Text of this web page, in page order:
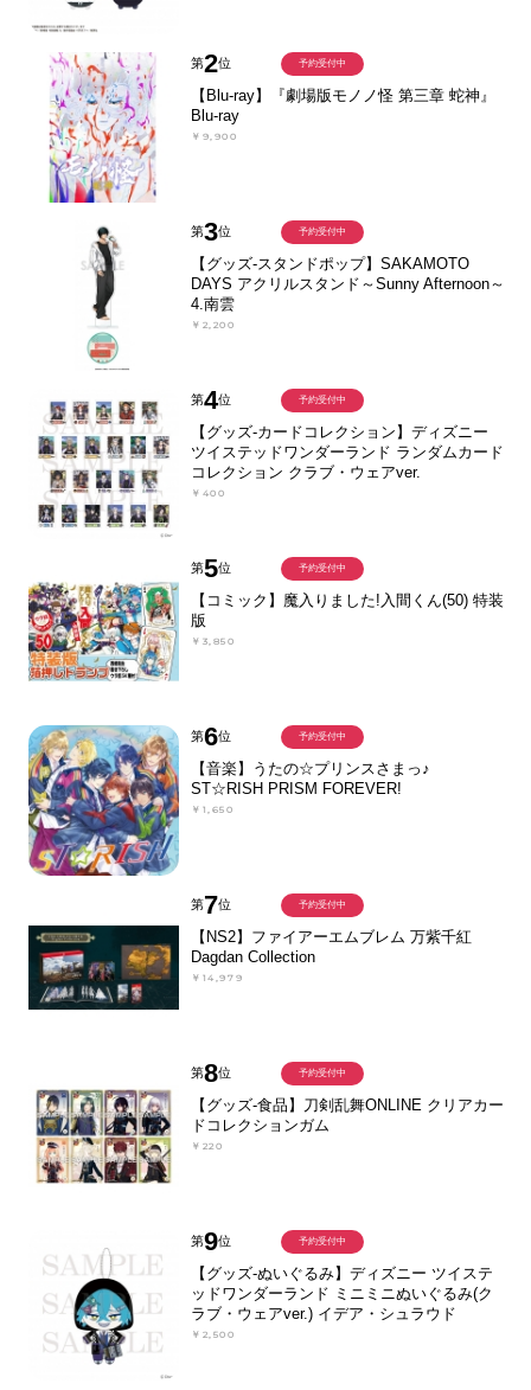
第2位
【Blu-ray】『劇場版モノノ怪 第三章 蛇神』
Blu-ray
￥9,900
予約受付中
第3位
【グッズ-スタンドポップ】SAKAMOTO
DAYS アクリルスタンド～Sunny Afternoon～
4.南雲
￥2,200
予約受付中
第4位
【グッズ-カードコレクション】ディズニー
ツイステッドワンダーランド ランダムカード
コレクション クラブ・ウェアver.
￥400
予約受付中
第5位
【コミック】魔入りました!入間くん(50) 特装
版
￥3,850
予約受付中
第6位
【音楽】うたの☆プリンスさまっ♪
ST☆RISH PRISM FOREVER!
￥1,650
予約受付中
第7位
【NS2】ファイアーエムブレム 万紫千紅
Dagdan Collection
￥14,979
予約受付中
第8位
【グッズ-食品】刀剣乱舞ONLINE クリアカー
ドコレクションガム
￥220
予約受付中
第9位
【グッズ-ぬいぐるみ】ディズニー ツイステ
ッドワンダーランド ミニミニぬいぐるみ(ク
ラブ・ウェアver.) イデア・シュラウド
￥2,500
予約受付中